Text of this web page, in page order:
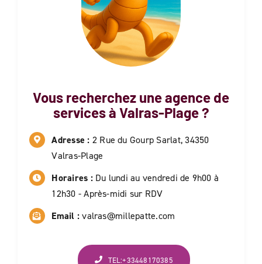
Vous recherchez une agence de
services à Valras-Plage?
Adresse : 2 Rue du Gourp Sarlat, 34350
Valras-Plage
Horaires : Du lundi au vendredi de 9h00 à
12h30 - Après-midi sur RDV
Email : valras@millepatte.com
TEL:+33448170385